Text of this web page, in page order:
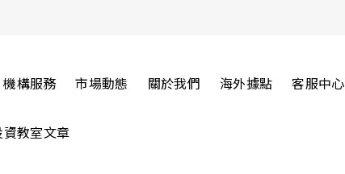
機構服務 市場動態 關於我們 海外據點 客服中心
資教室文章